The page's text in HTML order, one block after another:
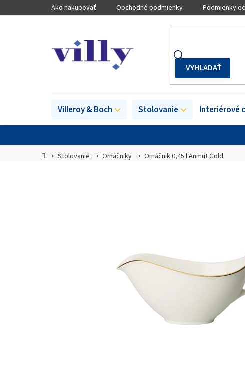
na
Ako nakupovať Obchodné podmienky Podmienky
Villeroy & Boch Stolovanie Interiérové
DomovStolovanie Omáčniky Omáčnik 0,45 l Anmut Gold